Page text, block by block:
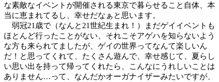
な素敵なイベントが開催される東京で暮らせること自体、本
当に恵まれてるし、幸せだなぁと思います。
弱冠21歳で（なんと21世紀生まれ！）まだゲイイベントも
ほとんど行ったことがない、それこそアゲハを知らないよう
な方も来られてましたが、ゲイの世界ってなんて楽しいん
だ！と思ってくれて、たくさん遊んで、幸せ感じて、夏らし
い思い出を持って帰ってくれたら、こんなにうれしいことは
ありません…って、なんだかオーガナイザーみたいですが、